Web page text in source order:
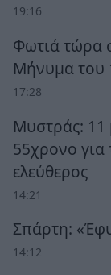
19:16
Φωτιά τώρα
Μήνυμα του
17:28
Μυστράς: 11
55χρονο
ελεύθερος
14:21
Σπάρτη:
14:12